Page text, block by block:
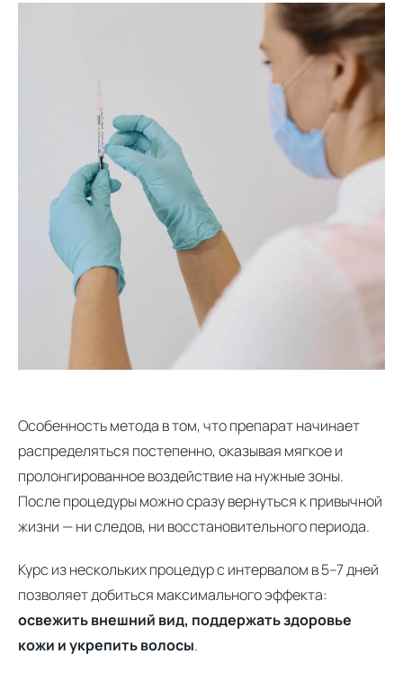
Особенность метода в том, что препарат начинает
распределяться постепенно, оказывая мягкое и
пролонгированное воздействие на нужные зоны.
После процедуры можно сразу вернуться к привычной
жизни — ни следов, ни восстановительного периода.
Курс из нескольких процедур с интервалом в 5–7 дней
позволяет добиться максимального эффекта:
освежить внешний вид, поддержать здоровье
кожи и укрепить волосы.